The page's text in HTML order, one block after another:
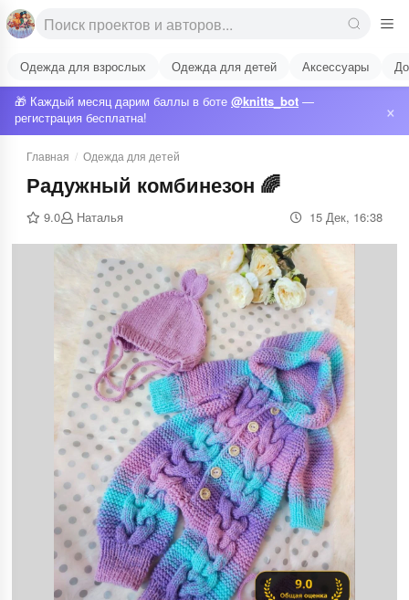
Одежда для взрослых Одежда для детей Аксессуары
🎁 Каждый месяц дарим баллы в боте @knitts_bot —
регистрация бесплатна!
×
Главная / Одежда для детей
Радужный комбинезон 🌈
9.0 Наталья 15 Дек, 16:38